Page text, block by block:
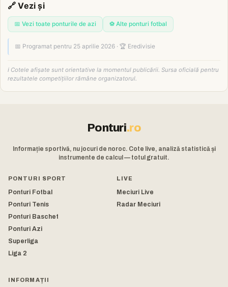
🔗 Vezi și
📅 Vezi toate ponturile de azi ⚽ Alte ponturi fotbal
📅 Programat pentru 25 aprilie 2026 · 🏆 Eredivisie
ℹ️ Cotele afișate sunt orientative la momentul publicării. Sursa oficială pentru
rezultatele competițiilor rămâne organizatorul.
Ponturi.ro
Informație sportivă, nu jocuri de noroc. Cote live, analiză statistică și
instrumente de calcul — totul gratuit.
PONTURI SPORT
Ponturi Fotbal
Ponturi Tenis
Ponturi Baschet
Ponturi Azi
Superliga
Liga 2
LIVE
Meciuri Live
Radar Meciuri
INFORMAȚII